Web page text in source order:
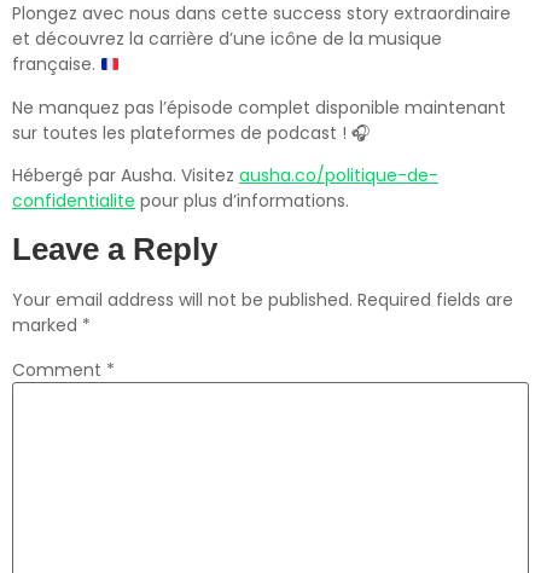
Plongez avec nous dans cette success story extraordinaire
et découvrez la carrière d’une icône de la musique
française.
Ne manquez pas l’épisode complet disponible maintenant
sur toutes les plateformes de podcast ! 🎧
Hébergé par Ausha. Visitez ausha.co/politique-de-
confidentialite pour plus d’informations.
Leave a Reply
Your email address will not be published. Required fields are
marked *
Comment *